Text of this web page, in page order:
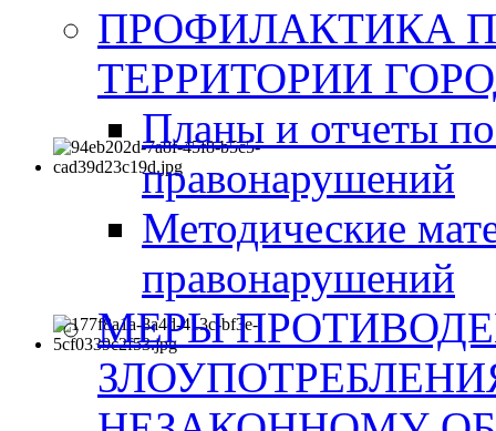
ПРОФИЛАКТИКА
ТЕРРИТОРИИ
Планы и отчеты
правонарушений
Методические
правонарушений
МЕРЫ